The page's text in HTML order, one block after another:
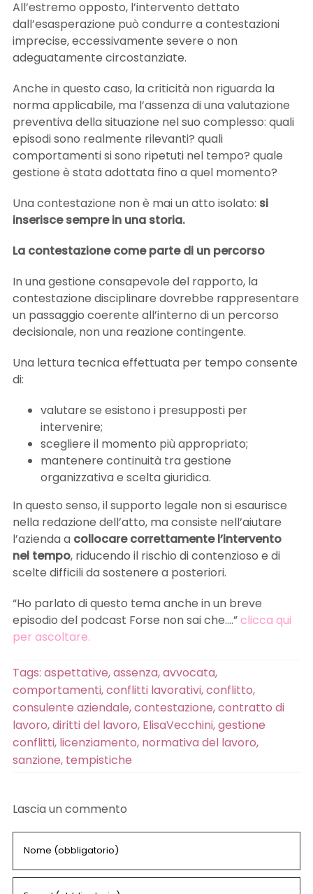
All’estremo opposto, l’intervento dettato
dall’esasperazione può condurre a contestazioni
imprecise, eccessivamente severe o non
adeguatamente circostanziate.
Anche in questo caso, la criticità non riguarda la
norma applicabile, ma l’assenza di una valutazione
preventiva della situazione nel suo complesso: quali
episodi sono realmente rilevanti? quali
comportamenti si sono ripetuti nel tempo? quale
gestione è stata adottata fino a quel momento?
Una contestazione non è mai un atto isolato: si
inserisce sempre in una storia.
La contestazione come parte di un percorso
In una gestione consapevole del rapporto, la
contestazione disciplinare dovrebbe rappresentare
un passaggio coerente all’interno di un percorso
decisionale, non una reazione contingente.
Una lettura tecnica effettuata per tempo consente
di:
valutare se esistono i presupposti per
intervenire;
scegliere il momento più appropriato;
mantenere continuità tra gestione
organizzativa e scelta giuridica.
In questo senso, il supporto legale non si esaurisce
nella redazione dell’atto, ma consiste nell’aiutare
l’azienda a collocare correttamente l’intervento
nel tempo, riducendo il rischio di contenzioso e di
scelte difficili da sostenere a posteriori.
“Ho parlato di questo tema anche in un breve
episodio del podcast Forse non sai che….”clicca qui
per ascoltare.
Tags:aspettative,assenza,avvocata,
comportamenti,conflitti lavorativi,conflitto,
consulente aziendale,contestazione,contratto di
lavoro,diritti del lavoro, ElisaVecchini,gestione
conflitti, licenziamento, normativa del lavoro,
sanzione, tempistiche
Lascia un commento